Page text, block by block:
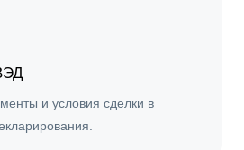
и условия сделки в